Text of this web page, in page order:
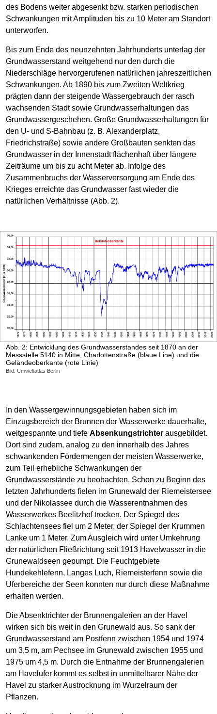
des Bodens weiter abgesenkt bzw. starken periodischen
Schwankungen mit Amplituden bis zu 10 Meter am Standort
unterworfen.
Bis zum Ende des neunzehnten Jahrhunderts unterlag der
Grundwasserstand weitgehend nur den durch die
Niederschläge hervorgerufenen natürlichen jahreszeitlichen
Schwankungen. Ab 1890 bis zum Zweiten Weltkrieg
prägten dann der steigende Wassergebrauch der rasch
wachsenden Stadt sowie Grundwasserhaltungen das
Grundwassergeschehen. Große Grundwasserhaltungen für
den U- und S-Bahnbau (z. B. Alexanderplatz,
Friedrichstraße) sowie andere Großbauten senkten das
Grundwasser in der Innenstadt flächenhaft über längere
Zeiträume um bis zu acht Meter ab. Infolge des
Zusammenbruchs der Wasserversorgung am Ende des
Krieges erreichte das Grundwasser fast wieder die
natürlichen Verhältnisse (Abb. 2).
Abb. 2: Entwicklung des Grundwasserstandes seit 1870 an der
Messstelle 5140 in Mitte, Charlottenstraße (blaue Line) und die
Geländeoberkante (rote Linie)
Bild: Umweltatlas Berlin
In den Wassergewinnungsgebieten haben sich im
Einzugsbereich der Brunnen der Wasserwerke dauerhafte,
weitgespannte und tiefe Absenkungstrichter ausgebildet.
Dort sind zudem, analog zu den innerhalb des Jahres
schwankenden Fördermengen der meisten Wasserwerke,
zum Teil erhebliche Schwankungen der
Grundwasserstände zu beobachten. Schon zu Beginn des
letzten Jahrhunderts fielen im Grunewald der Riemeistersee
und der Nikolassee durch die Wasserentnahmen des
Wasserwerkes Beelitzhof trocken. Der Spiegel des
Schlachtensees fiel um 2 Meter, der Spiegel der Krummen
Lanke um 1 Meter. Zum Ausgleich wird unter Umkehrung
der natürlichen Fließrichtung seit 1913 Havelwasser in die
Grunewaldseen gepumpt. Die Feuchtgebiete
Hundekehlefenn, Langes Luch, Riemeisterfenn sowie die
Uferbereiche der Seen konnten nur durch diese Maßnahme
erhalten werden.
Die Absenktrichter der Brunnengalerien an der Havel
wirken sich bis weit in den Grunewald aus. So sank der
Grundwasserstand am Postfenn zwischen 1954 und 1974
um 3,5 m, am Pechsee im Grunewald zwischen 1955 und
1975 um 4,5 m. Durch die Entnahme der Brunnengalerien
am Havelufer kommt es selbst in unmittelbarer Nähe der
Havel zu starker Austrocknung im Wurzelraum der
Pflanzen.